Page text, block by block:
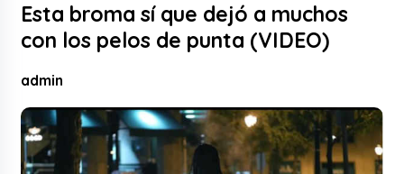
Esta broma sí que dejó a muchos
con los pelos de punta (VIDEO)
admin